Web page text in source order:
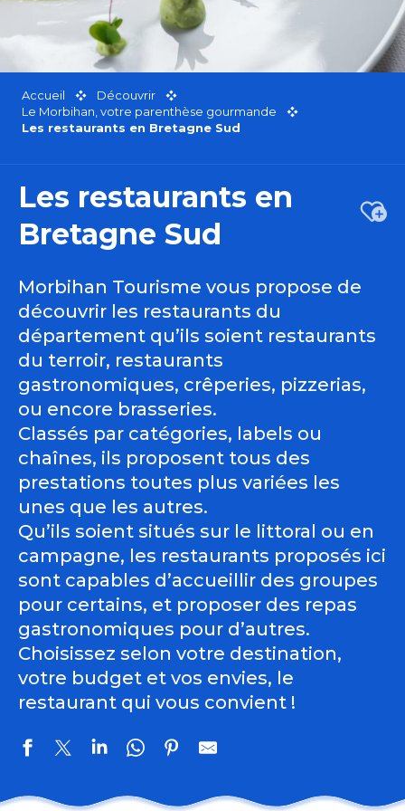
Accueil
Découvrir
Le Morbihan, votre parenthèse gourmande
Les restaurants en Bretagne Sud
Les restaurants en
Bretagne Sud
Morbihan Tourisme vous propose de
découvrir les restaurants du
département qu’ils soient restaurants
du terroir, restaurants
gastronomiques, crêperies, pizzerias,
ou encore brasseries.
Classés par catégories, labels ou
chaînes, ils proposent tous des
prestations toutes plus variées les
unes que les autres.
Qu’ils soient situés sur le littoral ou en
campagne, les restaurants proposés ici
sont capables d’accueillir des groupes
pour certains, et proposer des repas
gastronomiques pour d’autres.
Choisissez selon votre destination,
votre budget et vos envies, le
restaurant qui vous convient !